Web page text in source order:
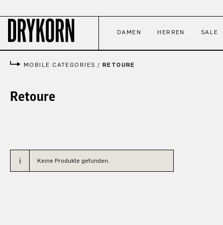
DAMEN HERREN SALE
MOBILE CATEGORIES / RETOURE
Retoure
Keine Produkte gefunden.